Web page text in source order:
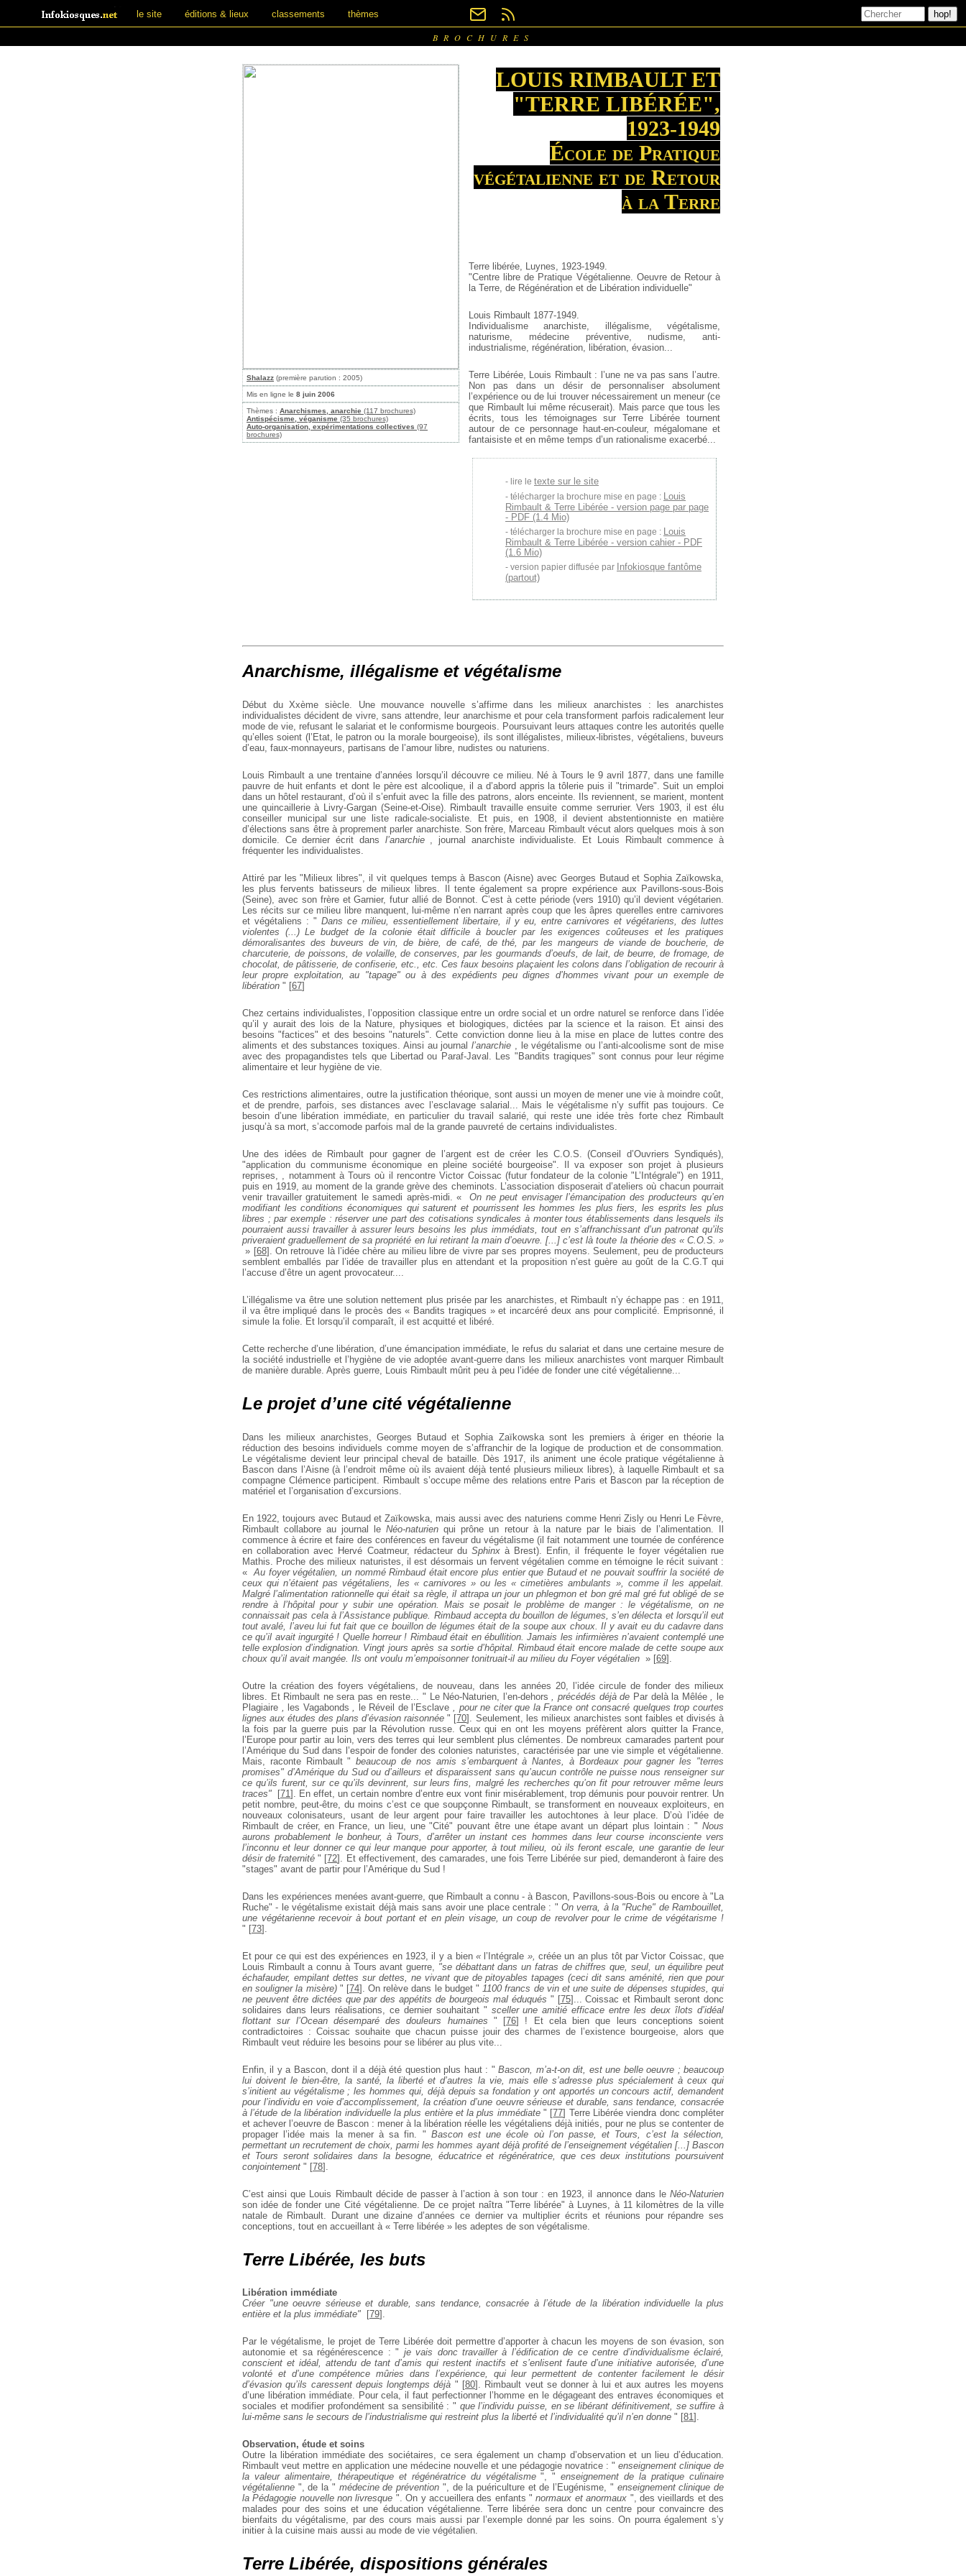
le site éditions & lieux classements thèmes
BROCHURES
Shalazz (première parution : 2005)
Mis en ligne le 8 juin 2006
Thèmes : Anarchismes, anarchie (117 brochures)
Antispécisme, véganisme (35 brochures)
Auto-organisation, expérimentations collectives (97
brochures)
LOUIS RIMBAULT ET
"TERRE LIBÉRÉE",
1923-1949
École de Pratique
végétalienne et de Retour
à la Terre
Terre libérée, Luynes, 1923-1949.
"Centre libre de Pratique Végétalienne. Oeuvre de Retour à
la Terre, de Régénération et de Libération individuelle"
Louis Rimbault 1877-1949.
Individualisme anarchiste, illégalisme, végétalisme,
naturisme, médecine préventive, nudisme, anti-
industrialisme, régénération, libération, évasion...
Terre Libérée, Louis Rimbault : l’une ne va pas sans l’autre.
Non pas dans un désir de personnaliser absolument
l’expérience ou de lui trouver nécessairement un meneur (ce
que Rimbault lui même récuserait). Mais parce que tous les
écrits, tous les témoignages sur Terre Libérée tournent
autour de ce personnage haut-en-couleur, mégalomane et
fantaisiste et en même temps d’un rationalisme exacerbé...
lire le texte sur le site
télécharger la brochure mise en page : Louis
Rimbault & Terre Libérée - version page par page
- PDF (1.4 Mio)
télécharger la brochure mise en page : Louis
Rimbault & Terre Libérée - version cahier - PDF
(1.6 Mio)
version papier diffusée par Infokiosque fantôme
(partout)
Anarchisme, illégalisme et végétalisme
Début du Xxème siècle. Une mouvance nouvelle s’affirme dans les milieux anarchistes : les anarchistes
individualistes décident de vivre, sans attendre, leur anarchisme et pour cela transforment parfois radicalement leur
mode de vie, refusant le salariat et le conformisme bourgeois. Poursuivant leurs attaques contre les autorités quelle
qu’elles soient (l’Etat, le patron ou la morale bourgeoise), ils sont illégalistes, milieux-libristes, végétaliens, buveurs
d’eau, faux-monnayeurs, partisans de l’amour libre, nudistes ou naturiens.
Louis Rimbault a une trentaine d’années lorsqu’il découvre ce milieu. Né à Tours le 9 avril 1877, dans une famille
pauvre de huit enfants et dont le père est alcoolique, il a d’abord appris la tôlerie puis il "trimarde". Suit un emploi
dans un hôtel restaurant, d’où il s’enfuit avec la fille des patrons, alors enceinte. Ils reviennent, se marient, montent
une quincaillerie à Livry-Gargan (Seine-et-Oise). Rimbault travaille ensuite comme serrurier. Vers 1903, il est élu
conseiller municipal sur une liste radicale-socialiste. Et puis, en 1908, il devient abstentionniste en matière
d’élections sans être à proprement parler anarchiste. Son frère, Marceau Rimbault vécut alors quelques mois à son
domicile. Ce dernier écrit dans l’anarchie
, journal anarchiste individualiste. Et Louis Rimbault commence à
fréquenter les individualistes.
Attiré par les "Milieux libres", il vit quelques temps à Bascon (Aisne) avec Georges Butaud et Sophia Zaïkowska,
les plus fervents batisseurs de milieux libres. Il tente également sa propre expérience aux Pavillons-sous-Bois
(Seine), avec son frère et Garnier, futur allié de Bonnot. C’est à cette période (vers 1910) qu’il devient végétarien.
Les récits sur ce milieu libre manquent, lui-même n’en narrant après coup que les âpres querelles entre carnivores
et végétaliens : " Dans ce milieu, essentiellement libertaire, il y eu, entre carnivores et végétariens, des luttes
violentes (...) Le budget de la colonie était difficile à boucler par les exigences coûteuses et les pratiques
démoralisantes des buveurs de vin, de bière, de café, de thé, par les mangeurs de viande de boucherie, de
charcuterie, de poissons, de volaille, de conserves, par les gourmands d’oeufs, de lait, de beurre, de fromage, de
chocolat, de pâtisserie, de confiserie, etc., etc. Ces faux besoins plaçaient les colons dans l’obligation de recourir à
leur propre exploitation, au "tapage" ou à des expédients peu dignes d’hommes vivant pour un exemple de
libération " [67]
Chez certains individualistes, l’opposition classique entre un ordre social et un ordre naturel se renforce dans l’idée
qu’il y aurait des lois de la Nature, physiques et biologiques, dictées par la science et la raison. Et ainsi des
besoins "factices" et des besoins "naturels". Cette conviction donne lieu à la mise en place de luttes contre des
aliments et des substances toxiques. Ainsi au journal l’anarchie
, le végétalisme ou l’anti-alcoolisme sont de mise
avec des propagandistes tels que Libertad ou Paraf-Javal. Les "Bandits tragiques" sont connus pour leur régime
alimentaire et leur hygiène de vie.
Ces restrictions alimentaires, outre la justification théorique, sont aussi un moyen de mener une vie à moindre coût,
et de prendre, parfois, ses distances avec l’esclavage salarial... Mais le végétalisme n’y suffit pas toujours. Ce
besoin d’une libération immédiate, en particulier du travail salarié, qui reste une idée très forte chez Rimbault
jusqu’à sa mort, s’accomode parfois mal de la grande pauvreté de certains individualistes.
Une des idées de Rimbault pour gagner de l’argent est de créer les C.O.S. (Conseil d’Ouvriers Syndiqués),
"application du communisme économique en pleine société bourgeoise". Il va exposer son projet à plusieurs
reprises, , notamment à Tours où il rencontre Victor Coissac (futur fondateur de la colonie "L’Intégrale") en 1911,
puis en 1919, au moment de la grande grève des cheminots. L’association disposerait d’ateliers où chacun pourrait
venir travailler gratuitement le samedi après-midi. «
On ne peut envisager l’émancipation des producteurs qu’en
modifiant les conditions économiques qui saturent et pourrissent les hommes les plus fiers, les esprits les plus
libres ; par exemple : réserver une part des cotisations syndicales à monter tous établissements dans lesquels ils
pourraient aussi travailler à assurer leurs besoins les plus immédiats, tout en s’affranchissant d’un patronat qu’ils
priveraient graduellement de sa propriété en lui retirant la main d’oeuvre. [...] c’est là toute la théorie des « C.O.S. »
» [68]
. On retrouve là l’idée chère au milieu libre de vivre par ses propres moyens. Seulement, peu de producteurs
semblent emballés par l’idée de travailler plus en attendant et la proposition n’est guère au goût de la C.G.T qui
l’accuse d’être un agent provocateur....
L’illégalisme va être une solution nettement plus prisée par les anarchistes, et Rimbault n’y échappe pas : en 1911,
il va être impliqué dans le procès des « Bandits tragiques » et incarcéré deux ans pour complicité. Emprisonné, il
simule la folie. Et lorsqu’il comparaît, il est acquitté et libéré.
Cette recherche d’une libération, d’une émancipation immédiate, le refus du salariat et dans une certaine mesure de
la société industrielle et l’hygiène de vie adoptée avant-guerre dans les milieux anarchistes vont marquer Rimbault
de manière durable. Après guerre, Louis Rimbault mûrit peu à peu l’idée de fonder une cité végétalienne...
Le projet d’une cité végétalienne
Dans les milieux anarchistes, Georges Butaud et Sophia Zaïkowska sont les premiers à ériger en théorie la
réduction des besoins individuels comme moyen de s’affranchir de la logique de production et de consommation.
Le végétalisme devient leur principal cheval de bataille. Dès 1917, ils animent une école pratique végétalienne à
Bascon dans l’Aisne (à l’endroit même où ils avaient déjà tenté plusieurs milieux libres), à laquelle Rimbault et sa
compagne Clémence participent. Rimbault s’occupe même des relations entre Paris et Bascon par la réception de
matériel et l’organisation d’excursions.
En 1922, toujours avec Butaud et Zaïkowska, mais aussi avec des naturiens comme Henri Zisly ou Henri Le Fèvre,
Rimbault collabore au journal leNéo-naturienqui prône un retour à la nature par le biais de l’alimentation. Il
commence à écrire et faire des conférences en faveur du végétalisme (il fait notamment une tournée de conférence
en collaboration avec Hervé Coatmeur, rédacteur du Sphinx à Brest). Enfin, il fréquente le foyer végétalien rue
Mathis. Proche des milieux naturistes, il est désormais un fervent végétalien comme en témoigne le récit suivant :
« Au foyer végétalien, un nommé Rimbaud était encore plus entier que Butaud et ne pouvait souffrir la société de
ceux qui n’étaient pas végétaliens, les « carnivores » ou les « cimetières ambulants », comme il les appelait.
Malgré l’alimentation rationnelle qui était sa règle, il attrapa un jour un phlegmon et bon gré mal gré fut obligé de se
rendre à l’hôpital pour y subir une opération. Mais se posait le problème de manger : le végétalisme, on ne
connaissait pas cela à l’Assistance publique. Rimbaud accepta du bouillon de légumes, s’en délecta et lorsqu’il eut
tout avalé, l’aveu lui fut fait que ce bouillon de légumes était de la soupe aux choux. Il y avait eu du cadavre dans
ce qu’il avait ingurgité ! Quelle horreur ! Rimbaud était en ébullition. Jamais les infirmières n’avaient contemplé une
telle explosion d’indignation. Vingt jours après sa sortie d’hôpital. Rimbaud était encore malade de cette soupe aux
choux qu’il avait mangée. Ils ont voulu m’empoisonner tonitruait-il au milieu du Foyer végétalien » [69]
Outre la création des foyers végétaliens, de nouveau, dans les années 20, l’idée circule de fonder des milieux
libres. Et Rimbault ne sera pas en reste... " Le Néo-Naturien, l’en-dehors
, précédés déjà de Par delà la Mêlée, le
Plagiaire
les Vagabonds le Réveil de l’Esclave , pour ne citer que la France ont consacré quelques trop courtes
lignes aux études des plans d’évasion raisonnée" [70] . Seulement, les milieux anarchistes sont faibles et divisés à
la fois par la guerre puis par la Révolution russe. Ceux qui en ont les moyens préfèrent alors quitter la France,
l’Europe pour partir au loin, vers des terres qui leur semblent plus clémentes. De nombreux camarades partent pour
l’Amérique du Sud dans l’espoir de fonder des colonies naturistes, caractérisée par une vie simple et végétalienne.
Mais, raconte Rimbault " beaucoup de nos amis s’embarquent à Nantes, à Bordeaux pour gagner les "terres
promises" d’Amérique du Sud ou d’ailleurs et disparaissent sans qu’aucun contrôle ne puisse nous renseigner sur
ce qu’ils furent, sur ce qu’ils devinrent, sur leurs fins, malgré les recherches qu’on fit pour retrouver même leurs
traces" [71] . En effet, un certain nombre d’entre eux vont finir misérablement, trop démunis pour pouvoir rentrer. Un
petit nombre, peut-être, du moins c’est ce que soupçonne Rimbault, se transforment en nouveaux exploiteurs, en
nouveaux colonisateurs, usant de leur argent pour faire travailler les autochtones à leur place. D’où l’idée de
Rimbault de créer, en France, un lieu, une "Cité" pouvant être une étape avant un départ plus lointain : " Nous
aurons probablement le bonheur, à Tours, d’arrêter un instant ces hommes dans leur course inconsciente vers
l’inconnu et leur donner ce qui leur manque pour apporter, à tout milieu, où ils feront escale, une garantie de leur
désir de fraternité" [72] . Et effectivement, des camarades, une fois Terre Libérée sur pied, demanderont à faire des
"stages" avant de partir pour l’Amérique du Sud !
Dans les expériences menées avant-guerre, que Rimbault a connu - à Bascon, Pavillons-sous-Bois ou encore à "La
Ruche" - le végétalisme existait déjà mais sans avoir une place centrale : " On verra, à la "Ruche" de Rambouillet,
une végétarienne recevoir à bout portant et en plein visage, un coup de revolver pour le crime de végétarisme !
" [73]
Et pour ce qui est des expériences en 1923, il y a bien « l’Intégrale », créée un an plus tôt par Victor Coissac, que
Louis Rimbault a connu à Tours avant guerre,
"se débattant dans un fatras de chiffres que, seul, un équilibre peut
échafauder, empilant dettes sur dettes, ne vivant que de pitoyables tapages (ceci dit sans aménité, rien que pour
en souligner la misère) " [74] . On relève dans le budget " 1100 francs de vin et une suite de dépenses stupides, qui
ne peuvent être dictées que par des appétits de bourgeois mal éduqués " [75] ... Coissac et Rimbault seront donc
solidaires dans leurs réalisations, ce dernier souhaitant " sceller une amitié efficace entre les deux îlots d’idéal
flottant sur l’Ocean désemparé des douleurs humaines " [76] ! Et cela bien que leurs conceptions soient
contradictoires : Coissac souhaite que chacun puisse jouir des charmes de l’existence bourgeoise, alors que
Rimbault veut réduire les besoins pour se libérer au plus vite...
Enfin, il y a Bascon, dont il a déjà été question plus haut : " Bascon, m’a-t-on dit, est une belle oeuvre ; beaucoup
lui doivent le bien-être, la santé, la liberté et d’autres la vie, mais elle s’adresse plus spécialement à ceux qui
s’initient au végétalisme ; les hommes qui, déjà depuis sa fondation y ont apportés un concours actif, demandent
pour l’individu en voie d’accomplissement, la création d’une oeuvresérieuse etdurable, sans tendance, consacrée
à l’étude de la libération individuelle la plus entière et la plus immédiate" [77] Terre Libérée viendra donc compléter
et achever l’oeuvre de Bascon : mener à la libération réelle les végétaliens déjà initiés, pour ne plus se contenter de
propager l’idée mais la mener à sa fin. " Bascon est une école où l’on passe, et Tours, c’est la sélection,
permettant un recrutement de choix, parmi les hommes ayant déjà profité de l’enseignement végétalien [...] Bascon
et Tours seront solidaires dans la besogne, éducatrice et régénératrice, que ces deux institutions poursuivent
conjointement " [78]
C’est ainsi que Louis Rimbault décide de passer à l’action à son tour : en 1923, il annonce dans le Néo-Naturien
son idée de fonder une Cité végétalienne. De ce projet naîtra "Terre libérée" à Luynes, à 11 kilomètres de la ville
natale de Rimbault. Durant une dizaine d’années ce dernier va multiplier écrits et réunions pour répandre ses
conceptions, tout en accueillant à « Terre libérée » les adeptes de son végétalisme.
Terre Libérée, les buts
Libération immédiate
Créer "une oeuvre sérieuse et durable, sans tendance, consacrée à l’étude de la libération individuelle la plus
entière et la plus immédiate"
[79] .
Par le végétalisme, le projet de Terre Libérée doit permettre d’apporter à chacun les moyens de son évasion, son
autonomie et sa régénérescence : " je vais donc travailler à l’édification de ce centre d’individualisme éclairé,
conscient et idéal, attendu de tant d’amis qui restent inactifs et s’enlisent faute d’une initiative autorisée, d’une
volonté et d’une compétence mûries dans l’expérience, qui leur permettent de contenter facilement le désir
d’évasion qu’ils caressent depuis longtemps déjà " [80] . Rimbault veut se donner à lui et aux autres les moyens
d’une libération immédiate. Pour cela, il faut perfectionner l’homme en le dégageant des entraves économiques et
sociales et modifier profondément sa sensibilité : " que l’individu puisse, en se libérant définitivement, se suffire à
lui-même sans le secours de l’industrialisme qui restreint plus la liberté et l’individualité qu’il n’en donne " [81] .
Observation, étude et soins
Outre la libération immédiate des sociétaires, ce sera également un champ d’observation et un lieu d’éducation.
Rimbault veut mettre en application une médecine nouvelle et une pédagogie novatrice : " enseignement clinique de
la valeur alimentaire, thérapeutique et régénératrice du végétalisme", " enseignement de la pratique culinaire
végétalienne ", de la " médecine de prévention ", de la puériculture et de l’Eugénisme, " enseignement clinique de
la Pédagogie nouvelle non livresque ". On y accueillera des enfants " normaux et anormaux ", des vieillards et des
malades pour des soins et une éducation végétalienne. Terre libérée sera donc un centre pour convaincre des
bienfaits du végétalisme, par des cours mais aussi par l’exemple donné par les soins. On pourra également s’y
initier à la cuisine mais aussi au mode de vie végétalien.
Terre Libérée, dispositions générales